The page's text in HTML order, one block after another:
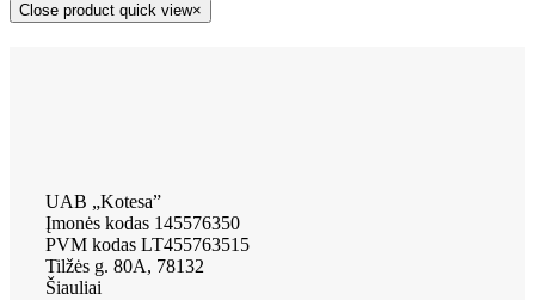
Close product quick view×
UAB „Kotesa”
Įmonės kodas 145576350
PVM kodas LT455763515
Tilžės g. 80A, 78132
Šiauliai